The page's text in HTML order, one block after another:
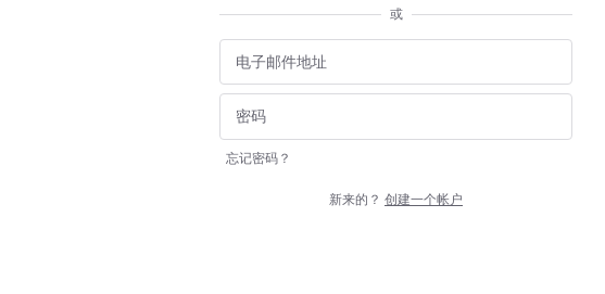
或
忘记密码？
新来的？ 创建一个帐户